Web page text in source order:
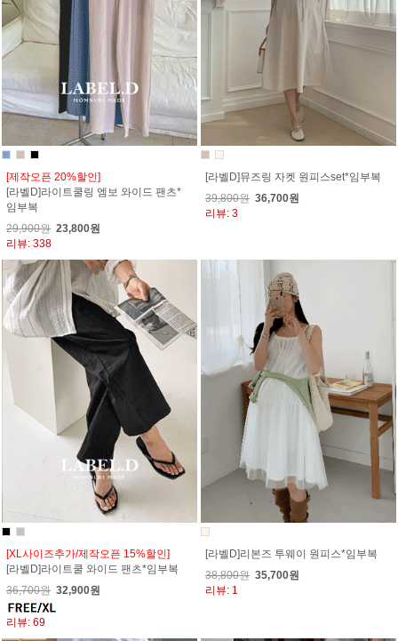
[제작오픈 20%할인]
[라벨D]라이트쿨링 엠보 와이드 팬츠*
임부복
29,900원 23,800원
리뷰: 338
[라벨D]뮤즈링 자켓 원피스set*임부복
39,800원 36,700원
리뷰: 3
[XL사이즈추가/제작오픈 15%할인]
[라벨D]라이트쿨 와이드 팬츠*임부복
36,700원 32,900원
리뷰: 69
[라벨D]리본즈 투웨이 원피스*임부복
38,800원 35,700원
리뷰: 1